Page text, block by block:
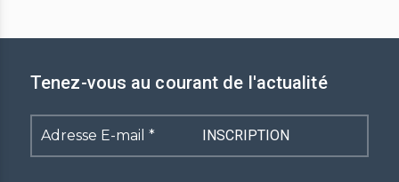
Tenez-vous au courant de l'actualité
Adresse
E-